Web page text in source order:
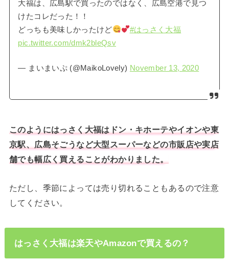
大福は、広島駅で買ったのではなく、広島空港で見つ
けたコレだった！！
どっちも美味しかったけど
#はっさく大福
pic.twitter.com/dmk2bleQsv
— まいまいぷ (@MaikoLovely) November 13, 2020
このようにはっさく大福はドン・キホーテやイオンや東
京駅、広島そごうなど大型スーパーなどの市販店や実店
舗でも幅広く買えることがわかりました。
ただし、季節によっては売り切れることもあるので注意
してください。
はっさく大福は楽天やAmazonで買えるの？